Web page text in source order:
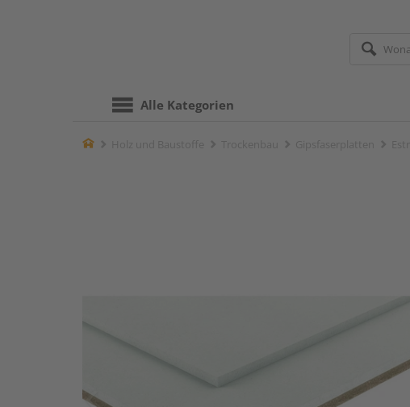
Alle Kategorien
Home